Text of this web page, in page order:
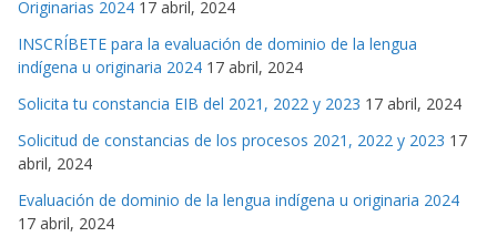
Originarias 2024 17 abril, 2024
INSCRÍBETE para la evaluación de dominio de la lengua
indígena u originaria 2024 17 abril, 2024
Solicita tu constancia EIB del 2021, 2022 y 2023 17 abril, 2024
Solicitud de constancias de los procesos 2021, 2022 y 2023 17
abril, 2024
Evaluación de dominio de la lengua indígena u originaria 2024
17 abril, 2024